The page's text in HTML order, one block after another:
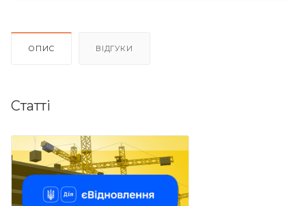
ОПИС ВІДГУКИ
Статті